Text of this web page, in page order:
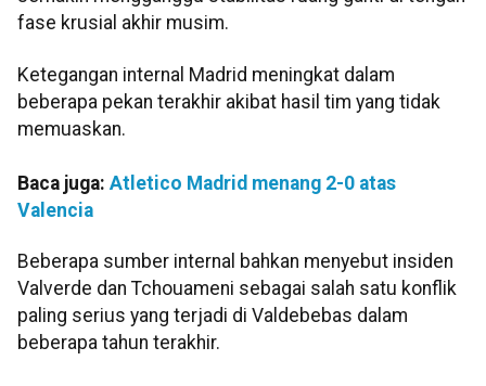
fase krusial akhir musim.
Ketegangan internal Madrid meningkat dalam
beberapa pekan terakhir akibat hasil tim yang tidak
memuaskan.
Baca juga: Atletico Madrid menang 2-0 atas
Valencia
Beberapa sumber internal bahkan menyebut insiden
Valverde dan Tchouameni sebagai salah satu konflik
paling serius yang terjadi di Valdebebas dalam
beberapa tahun terakhir.